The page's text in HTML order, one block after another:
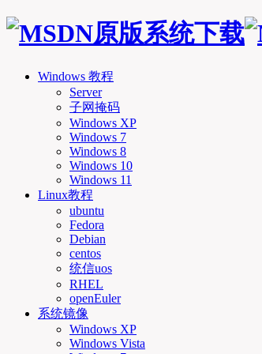
Windows 教程
Server
子网掩码
Windows XP
Windows 7
Windows 8
Windows 10
Windows 11
Linux教程
ubuntu
Fedora
Debian
centos
统信uos
RHEL
openEuler
系统镜像
Windows XP
Windows Vista